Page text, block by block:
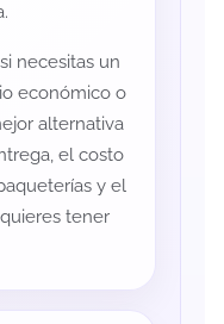
necesitas un
económico o
alternativa
el costo
y el
tener